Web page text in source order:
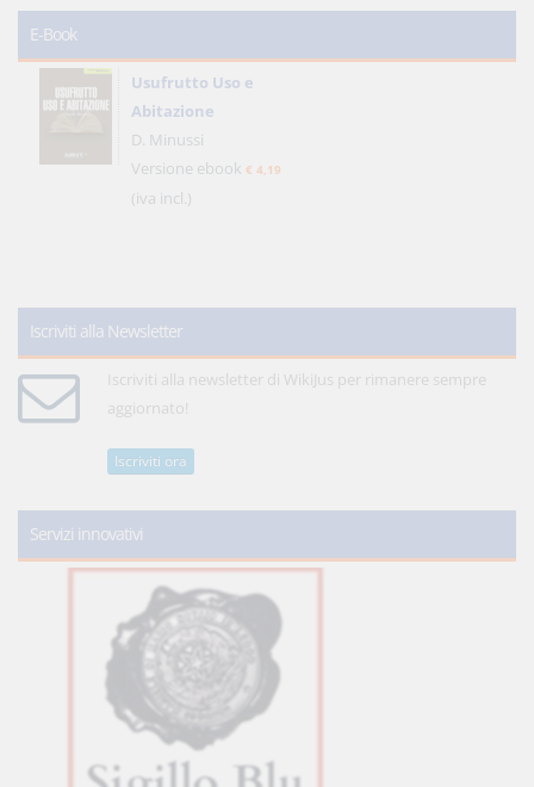
E-Book
Usufrutto Uso e
Abitazione
D. Minussi
Versione ebook € 4,19
(iva incl.)
Iscriviti alla Newsletter
Iscriviti alla newsletter di WikiJus per rimanere sempre
aggiornato!
Iscriviti ora
Servizi innovativi